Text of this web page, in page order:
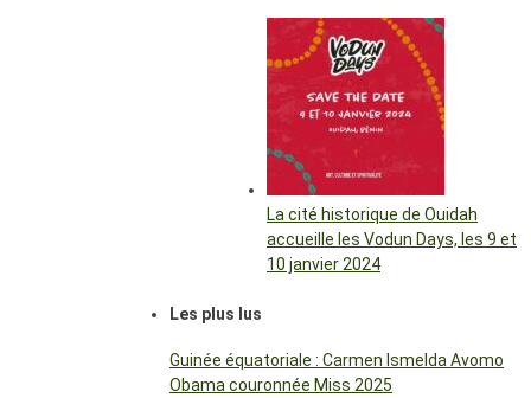
La cité historique de Ouidah
accueille les Vodun Days, les 9 et
10 janvier 2024
Les plus lus
Guinée équatoriale : Carmen Ismelda Avomo
Obama couronnée Miss 2025